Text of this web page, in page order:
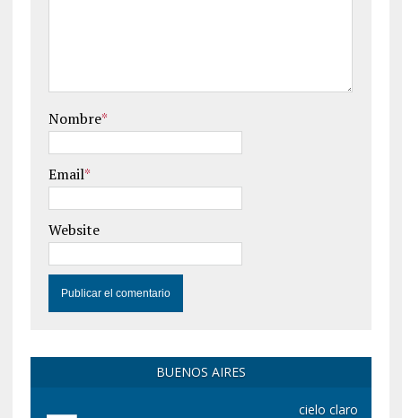
Nombre*
Email*
Website
BUENOS AIRES
cielo claro